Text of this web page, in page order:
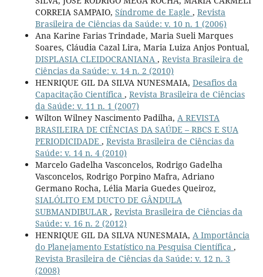
CORREIA SAMPAIO, Síndrome de Eagle , Revista
Brasileira de Ciências da Saúde: v. 10 n. 1 (2006)
Ana Karine Farias Trindade, Maria Sueli Marques
Soares, Cláudia Cazal Lira, Maria Luiza Anjos Pontual,
DISPLASIA CLEIDOCRANIANA , Revista Brasileira de
Ciências da Saúde: v. 14 n. 2 (2010)
HENRIQUE GIL DA SILVA NUNESMAIA, Desafios da
Capacitação Científica , Revista Brasileira de Ciências
da Saúde: v. 11 n. 1 (2007)
Wilton Wilney Nascimento Padilha, A REVISTA
BRASILEIRA DE CIÊNCIAS DA SAÚDE – RBCS E SUA
PERIODICIDADE , Revista Brasileira de Ciências da
Saúde: v. 14 n. 4 (2010)
Marcelo Gadelha Vasconcelos, Rodrigo Gadelha
Vasconcelos, Rodrigo Porpino Mafra, Adriano
Germano Rocha, Lélia Maria Guedes Queiroz,
SIALÓLITO EM DUCTO DE GÂNDULA
SUBMANDIBULAR, Revista Brasileira de Ciências da
Saúde: v. 16 n. 2 (2012)
HENRIQUE GIL DA SILVA NUNESMAIA, A Importância
do Planejamento Estatístico na Pesquisa Científica ,
Revista Brasileira de Ciências da Saúde: v. 12 n. 3
(2008)